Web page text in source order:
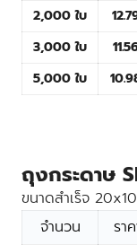
2,000 ใบ
3,000 ใบ
5,000 ใบ
ถุงกระดาษ
ขนาดสำเร็จ
จำนวน
รา